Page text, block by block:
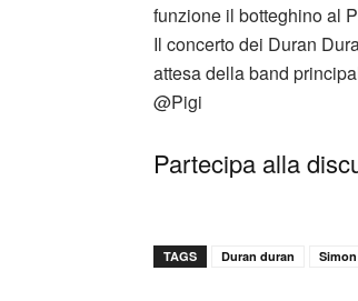
funzione il botteghino al
Il concerto dei Duran
attesa della band
@Pigi
Partecipa alla
TAGS Duran duran